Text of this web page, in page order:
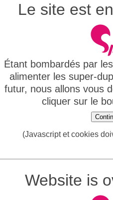
Le site est
Étant bombardés par
alimenter les super-
futur, nous allons vous
cliquer sur le
(Javascript et cookies
Website is